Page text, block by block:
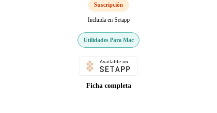
Suscripción
Incluida en Setapp
Utilidades Para Mac
Ficha completa